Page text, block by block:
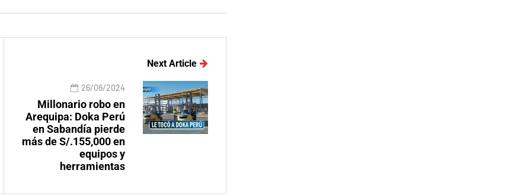
Next Article
26/06/2024
Millonario robo en
Arequipa: Doka Perú
en Sabandía pierde
más de S/.155,000 en
equipos y
herramientas